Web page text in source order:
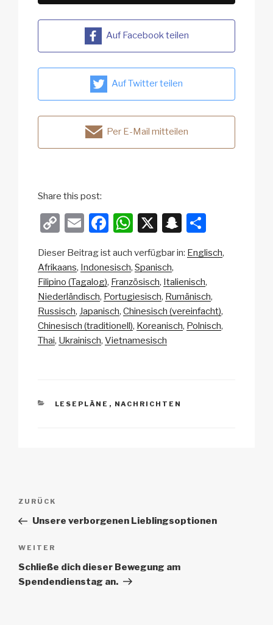
Auf Facebook teilen
Auf Twitter teilen
Per E-Mail mitteilen
Share this post:
C
p
y
Li
n
k
E
ail
F
c
e
b
o
o
W
at
s
A
p
p
X
S
a
p
c
h
e
n
Dieser Beitrag ist auch verfügbar in: Englisch
Afrikaans Indonesisch Spanisch
Filipino (Tagalog) Französisch Italienisch
Niederländisch Portugiesisch Rumänisch
Russisch Japanisch Chinesisch (vereinfacht)
Chinesisch (traditionell) Koreanisch Polnisch
Thai Ukrainisch Vietnamesisch
KATEGORIEN
LESEPLÄNE , NACHRICHTEN
Beitrags-
Vorheriger
Beitrag
ZURÜCK
Unsere verborgenen Lieblingsoptionen
Nächster
Beitrag
WEITER
Schließe dich dieser Bewegung am
Spendendienstag an.